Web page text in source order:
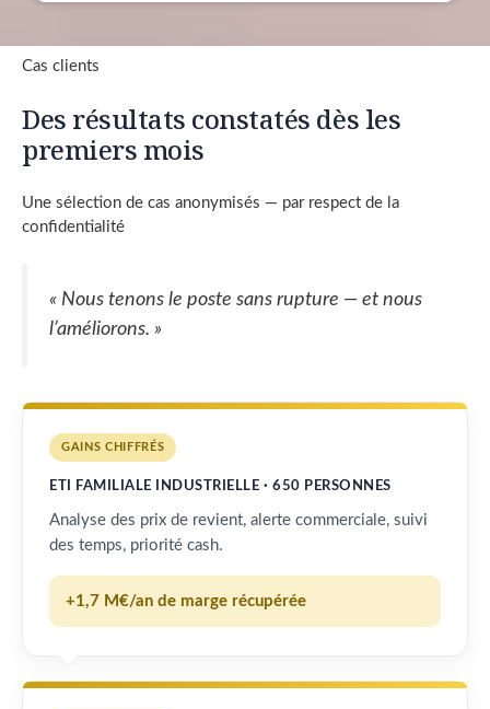
Cas clients
Des résultats constatés dès les
premiers mois
Une sélection de cas anonymisés — par respect de la
confidentialité
« Nous tenons le poste sans rupture — et nous
l’améliorons. »
GAINS CHIFFRÉS
ETI FAMILIALE INDUSTRIELLE · 650 PERSONNES
Analyse des prix de revient, alerte commerciale, suivi
des temps, priorité cash.
+1,7 M€/an de marge récupérée